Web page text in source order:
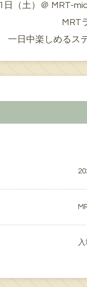
日（土）＠ MRT-
MRT
一日中楽しめるス